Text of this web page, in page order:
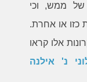
של ממש, וכי
או אחרת.
אלו קראו
12 פלוני נ' אילנה